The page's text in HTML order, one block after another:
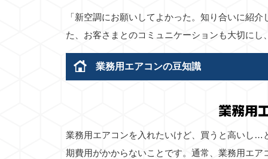
「新空調にお願いしてよかった。知り合いに紹
た、お客さまとのコミュニケーションも大切に
業務用エアコンの豆知識
業務用
業務用エアコンを入れたいけど、買うと高いし…
期費用がかからないことです。通常、業務用エ